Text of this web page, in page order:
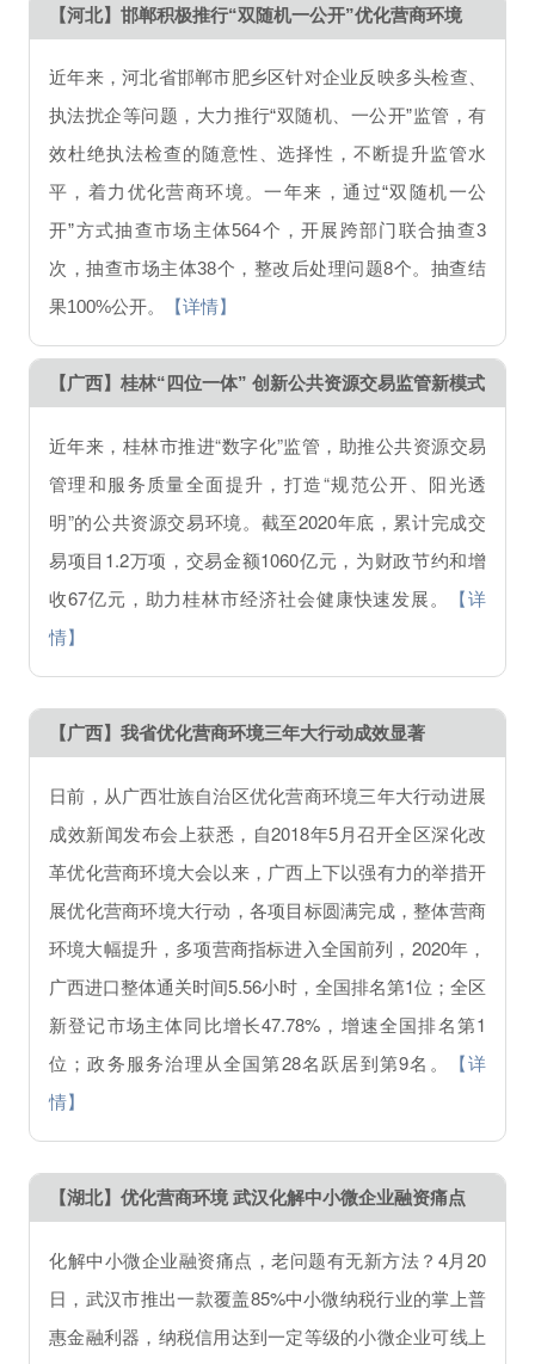
【河北】邯郸积极推行“双随机一公开”优化营商环境
近年来，河北省邯郸市肥乡区针对企业反映多头检查、
执法扰企等问题，大力推行“双随机、一公开”监管，有
效杜绝执法检查的随意性、选择性，不断提升监管水
平，着力优化营商环境。一年来，通过“双随机一公
开”方式抽查市场主体564个，开展跨部门联合抽查3
次，抽查市场主体38个，整改后处理问题8个。抽查结
果100%公开。
【详情】
【广西】桂林“四位一体” 创新公共资源交易监管新模式
近年来，桂林市推进“数字化”监管，助推公共资源交易
管理和服务质量全面提升，打造“规范公开、阳光透
明”的公共资源交易环境。截至2020年底，累计完成交
易项目1.2万项，交易金额1060亿元，为财政节约和增
收67亿元，助力桂林市经济社会健康快速发展。
【详
情】
【广西】我省优化营商环境三年大行动成效显著
日前，从广西壮族自治区优化营商环境三年大行动进展
成效新闻发布会上获悉，自2018年5月召开全区深化改
革优化营商环境大会以来，广西上下以强有力的举措开
展优化营商环境大行动，各项目标圆满完成，整体营商
环境大幅提升，多项营商指标进入全国前列，2020年，
广西进口整体通关时间5.56小时，全国排名第1位；全区
新登记市场主体同比增长47.78%，增速全国排名第1
位；政务服务治理从全国第28名跃居到第9名。
【详
情】
【湖北】优化营商环境 武汉化解中小微企业融资痛点
化解中小微企业融资痛点，老问题有无新方法？4月20
日，武汉市推出一款覆盖85%中小微纳税行业的掌上普
惠金融利器，纳税信用达到一定等级的小微企业可线上